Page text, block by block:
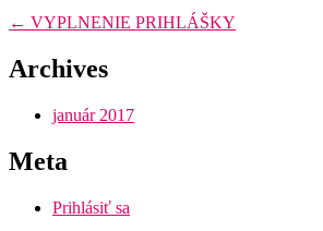
← VYPLNENIE PRIHLÁŠKY
Archives
január 2017
Meta
Prihlásiť sa